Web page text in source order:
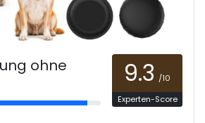
ohne
9.3 /10
Experten-Score